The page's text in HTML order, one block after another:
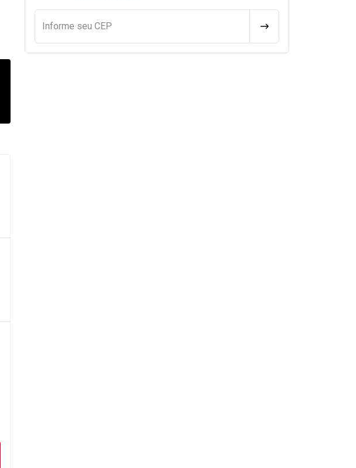
Informe seu CEP CALCULAR FRETE